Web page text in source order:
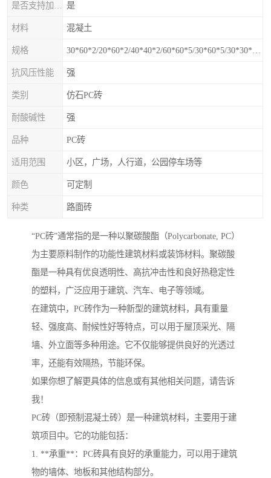
是
材料 混凝土
规格
抗风压性能 强
类别 仿石PC砖
耐酸碱性 强
品种 PC砖
适用范围 小区，广场，人行道，公园停车场等
颜色 可定制
种类 路面砖
“PC砖”通常指的是一种以聚碳酸酯（Polycarbonate, PC）
为主要原料制作的功能性建筑材料或装饰材料。聚碳酸
酯是一种具有优良透明性、高抗冲击性和良好热稳定性
的塑料，广泛应用于建筑、汽车、电子等领域。
在建筑中，PC砖作为一种新型的建筑材料，具有重量
轻、强度高、耐候性好等特点，可以用于屋顶采光、隔
墙、外立面等多种用途。它不仅能够提供良好的光透过
率，还能有效隔热，节能环保。
如果你想了解更具体的信息或有其他相关问题，请告诉
我！
PC砖（即预制混凝土砖）是一种建筑材料，主要用于建
筑项目中。它的功能包括：
1. **承重**：PC砖具有良好的承重能力，可以用于建筑
物的墙体、地板和其他结构部分。